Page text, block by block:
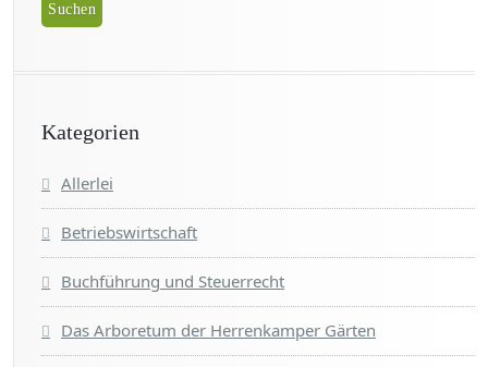
Kategorien
Allerlei
Betriebswirtschaft
Buchführung und Steuerrecht
Das Arboretum der Herrenkamper Gärten